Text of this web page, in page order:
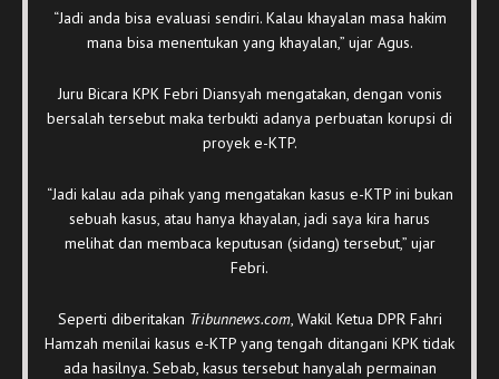
“Jadi anda bisa evaluasi sendiri. Kalau khayalan masa hakim
mana bisa menentukan yang khayalan,” ujar Agus.
Juru Bicara KPK Febri Diansyah mengatakan, dengan vonis
bersalah tersebut maka terbukti adanya perbuatan korupsi di
proyek e-KTP.
“Jadi kalau ada pihak yang mengatakan kasus e-KTP ini bukan
sebuah kasus, atau hanya khayalan, jadi saya kira harus
melihat dan membaca keputusan (sidang) tersebut,” ujar
Febri.
Seperti diberitakan Tribunnews.com, Wakil Ketua DPR Fahri
Hamzah menilai kasus e-KTP yang tengah ditangani KPK tidak
ada hasilnya. Sebab, kasus tersebut hanyalah permainan